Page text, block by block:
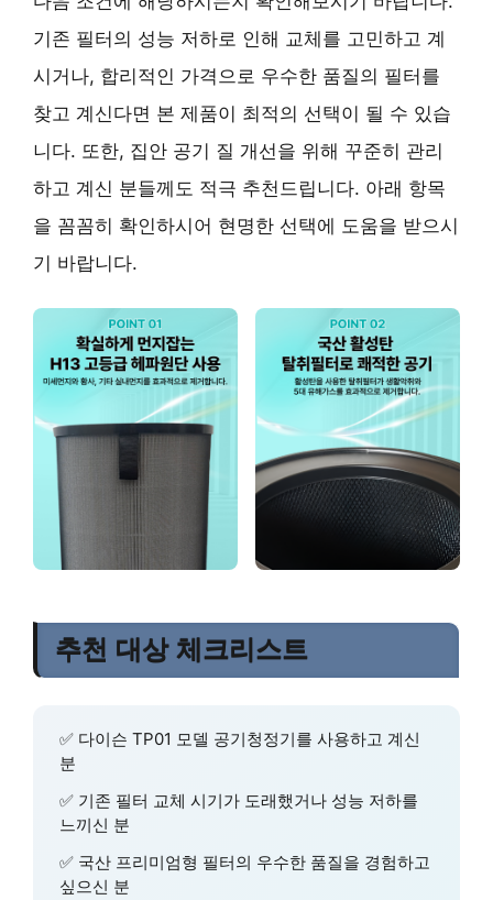
기존 필터의 성능 저하로 인해 교체를 고민하고 계
시거나, 합리적인 가격으로 우수한 품질의 필터를
찾고 계신다면 본 제품이 최적의 선택이 될 수 있습
니다. 또한, 집안 공기 질 개선을 위해 꾸준히 관리
하고 계신 분들께도 적극 추천드립니다. 아래 항목
을 꼼꼼히 확인하시어 현명한 선택에 도움을 받으시
기 바랍니다.
추천 대상 체크리스트
✅ 다이슨 TP01 모델 공기청정기를 사용하고 계신
분
✅ 기존 필터 교체 시기가 도래했거나 성능 저하를
느끼신 분
✅ 국산 프리미엄형 필터의 우수한 품질을 경험하고
싶으신 분